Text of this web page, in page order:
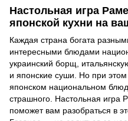
Настольная игра
японской кухни на
Каждая страна богата
интересными блюдами
украинский борщ,
и японские суши. Но при
японском национальном
страшного. Настольная игра
поможет вам разобраться в